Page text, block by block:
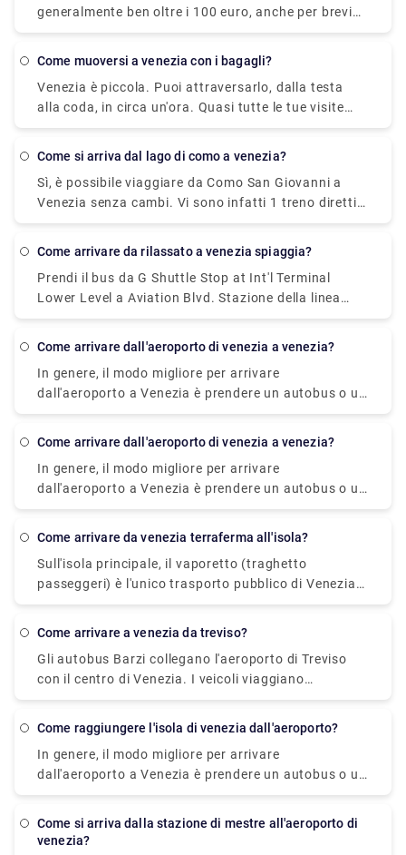
generalmente ben oltre i 100 euro, anche per brevi
distanze all'interno di Venezia bisogna pagare
notevolmente negli ultimi anni. C'è anche un
supplemento notturno, in genere circa 20 euro.
come muoversi a venezia con i bagagli?
Venezia è piccola. Puoi attraversarlo, dalla testa
alla coda, in circa un'ora. Quasi tutte le tue visite
turistiche si trovano a 20 minuti a piedi dal Ponte di
come si arriva dal lago di como a venezia?
Sì, è possibile viaggiare da Como San Giovanni a
Venezia senza cambi. Vi sono infatti 1 treno diretti
da Como San Giovanni a Venezia.
come arrivare da rilassato a venezia spiaggia?
Prendi il bus da G Shuttle Stop at Int'l Terminal
Lower Level a Aviation Blvd. Stazione della linea
verde. Prendi il linea 3 bus da Aviation/Lax Station a
Sb & Santa Monica Place a Main Sb & Venice Way
Ns.
come arrivare dall'aeroporto di venezia a venezia?
In genere, il modo migliore per arrivare
dall'aeroporto a Venezia è prendere un autobus o un
taxi dall'aeroporto fino a Piazzale Roma e poi salire
Alilaguna direttamente dall'aeroporto e scendere al
terminal più vicino a dove alloggi.
come arrivare dall'aeroporto di venezia a venezia?
In genere, il modo migliore per arrivare
dall'aeroporto a Venezia è prendere un autobus o un
taxi dall'aeroporto fino a Piazzale Roma e poi salire
taxi. Puoi anche noleggiare un'auto senza
conducente. Il viaggio in autobus dura circa 30
minuti, la tariffa dell'autobus è di 8 EUR. La navetta
raggiungerà la destinazione in 20 minuti e dovrai
come arrivare da venezia terraferma all'isola?
Sull'isola principale, il vaporetto (traghetto
passeggeri) è l'unico trasporto pubblico di Venezia.
Ci sono traghetti intorno all'isola e sul Canal Grande
molto frequenti, ogni pochi minuti.
come arrivare a venezia da treviso?
Gli autobus Barzi collegano l'aeroporto di Treviso
con il centro di Venezia. I veicoli viaggiano
esattamente agli stessi orari degli autobus ATVO e
impiegano solo 40 minuti per arrivare in centro,
invece di 70 minuti, visto che usano l'autostrada.
come raggiungere l'isola di venezia dall'aeroporto?
In genere, il modo migliore per arrivare
dall'aeroporto a Venezia è prendere un autobus o un
taxi dall'aeroporto fino a Piazzale Roma e poi salire
Alilaguna direttamente dall'aeroporto e scendere al
come si arriva dalla stazione di mestre all'aeroporto di
venezia?